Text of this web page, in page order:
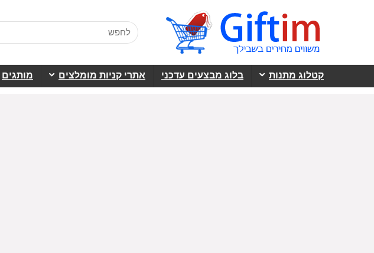
קטלוג מתנות בלוג מבצעים עדכני אתרי קניות מומלצים מותגים